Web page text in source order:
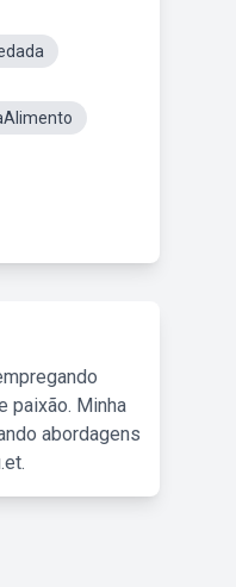
paixão. Minha
abordagens